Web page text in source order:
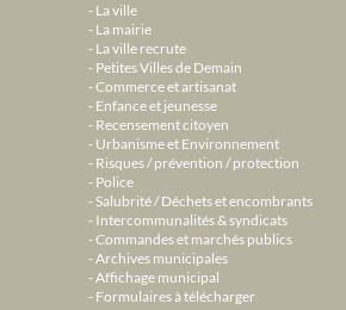
La ville
La mairie
La ville recrute
Petites Villes de Demain
Commerce et artisanat
Enfance et jeunesse
Recensement citoyen
Urbanisme et Environnement
Risques / prévention / protection
Police
Salubrité / Déchets et encombrants
Intercommunalités & syndicats
Commandes et marchés publics
Archives municipales
Affichage municipal
Formulaires à télécharger